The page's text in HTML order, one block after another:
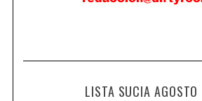
LISTA SUCIA